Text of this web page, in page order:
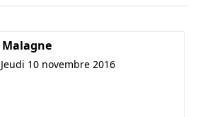
Malagne
Jeudi 10 novembre 2016